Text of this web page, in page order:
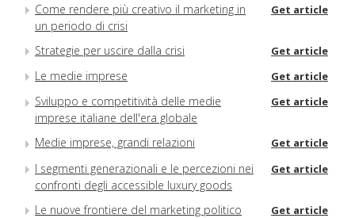
Come rendere più creativo il marketing in
un periodo di crisi
Get article
Strategie per uscire dalla crisi Get article
Le medie imprese Get article
Sviluppo e competitività delle medie
imprese italiane dell'era globale
Get article
Medie imprese, grandi relazioni Get article
I segmenti generazionali e le percezioni nei
confronti degli accessible luxury goods
Get article
Le nuove frontiere del marketing politico Get article